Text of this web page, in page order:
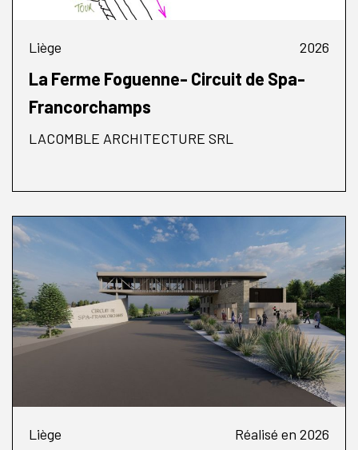
Liège 2026
La Ferme Foguenne- Circuit de Spa-
Francorchamps
LACOMBLE ARCHITECTURE SRL
Liège Réalisé en 2026